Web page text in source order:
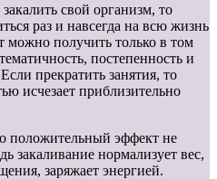
свой организм, то
раз и навсегда на всю жизнь
получить только в том
постепенность и
прекратить занятия, то
исчезает приблизительно
положительный эффект не
закаливание нормализует вес,
заряжает энергией.